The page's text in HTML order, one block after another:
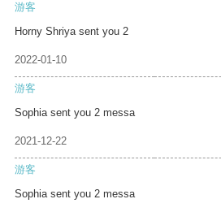
游客
Horny Shriya sent you 2
2022-01-10
游客
Sophia sent you 2 messa
2021-12-22
游客
Sophia sent you 2 messa